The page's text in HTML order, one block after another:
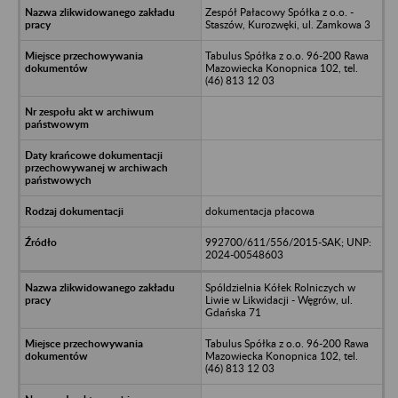
Zespół Pałacowy Spółka z o.o. -
Staszów, Kurozwęki, ul. Zamkowa 3
Tabulus Spółka z o.o. 96-200 Rawa
Mazowiecka Konopnica 102, tel.
(46) 813 12 03
dokumentacja płacowa
992700/611/556/2015-SAK; UNP:
2024-00548603
Spóldzielnia Kółek Rolniczych w
Liwie w Likwidacji - Węgrów, ul.
Gdańska 71
Tabulus Spółka z o.o. 96-200 Rawa
Mazowiecka Konopnica 102, tel.
(46) 813 12 03